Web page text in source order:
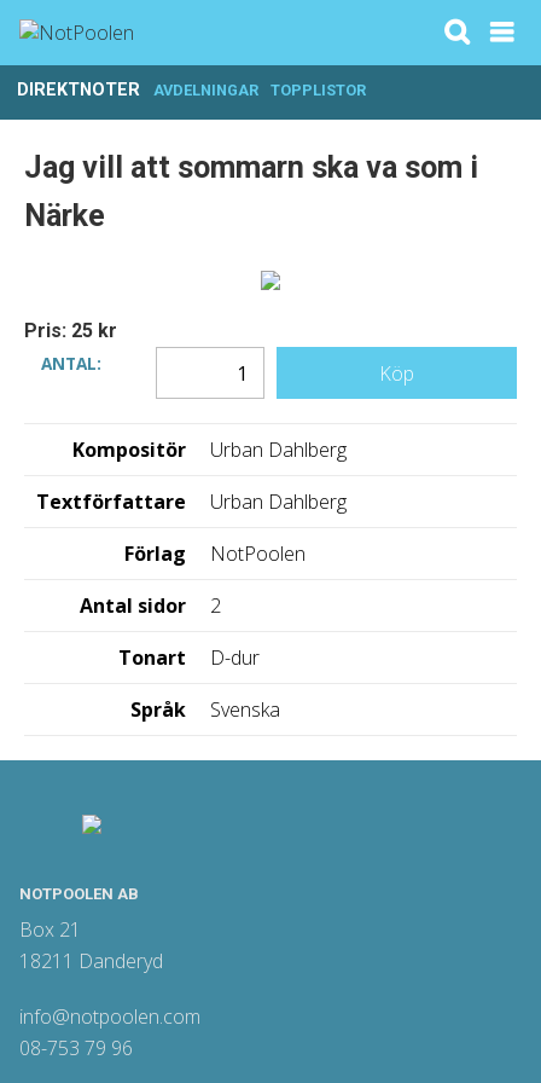
DIREKTNOTER AVDELNINGAR TOPPLISTOR
Jag vill att sommarn ska va som i
Närke
Pris: 25 kr
ANTAL:
Köp
Kompositör
Urban Dahlberg
Textförfattare
Urban Dahlberg
Förlag
NotPoolen
Antal sidor
2
Tonart
D-dur
Språk
Svenska
NOTPOOLEN AB
Box 21
18211 Danderyd
info@notpoolen.com
08-753 79 96